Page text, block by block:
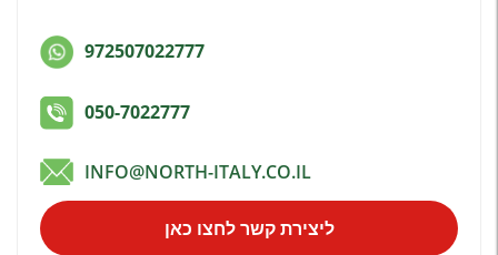
972507022777
050-7022777
INFO@NORTH-ITALY.CO.IL
ליצירת קשר לחצו כאן